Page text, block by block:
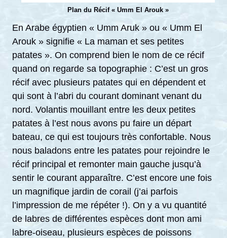
Plan du Récif « Umm El Arouk »
En Arabe égyptien « Umm Aruk » ou « Umm El
Arouk » signifie « La maman et ses petites
patates ». On comprend bien le nom de ce récif
quand on regarde sa topographie : C’est un gros
récif avec plusieurs patates qui en dépendent et
qui sont à l’abri du courant dominant venant du
nord. Volantis mouillant entre les deux petites
patates à l’est nous avons pu faire un départ
bateau, ce qui est toujours très confortable. Nous
nous baladons entre les patates pour rejoindre le
récif principal et remonter main gauche jusqu’à
sentir le courant apparaître. C’est encore une fois
un magnifique jardin de corail (j’ai parfois
l’impression de me répéter !). On y a vu quantité
de labres de différentes espèces dont mon ami
labre-oiseau, plusieurs espèces de poissons